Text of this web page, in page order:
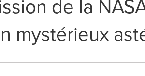
de la
mystérieux